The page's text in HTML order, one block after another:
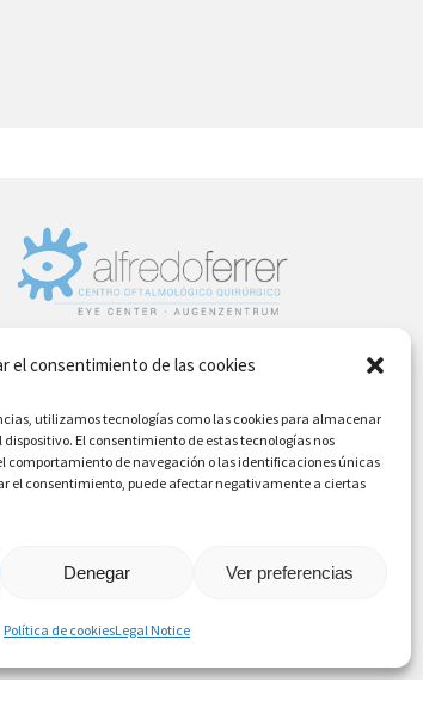
el consentimiento de las cookies
utilizamos tecnologías como las cookies para almacenar
El consentimiento de estas tecnologías nos
comportamiento de navegación o las identificaciones únicas
el consentimiento, puede afectar negativamente a ciertas
Denegar Ver preferencias
Política de cookiesLegal Notice
Nr: (+34) 96 642 6226